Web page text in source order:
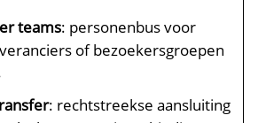
teams: personenbus voor
of bezoekersgroepen
: rechtstreekse aansluiting